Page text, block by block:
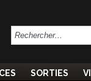
SORTIES